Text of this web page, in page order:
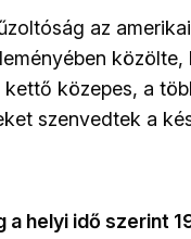
az
közölte,
közepes, a
szenvedtek a
a helyi idő szerint